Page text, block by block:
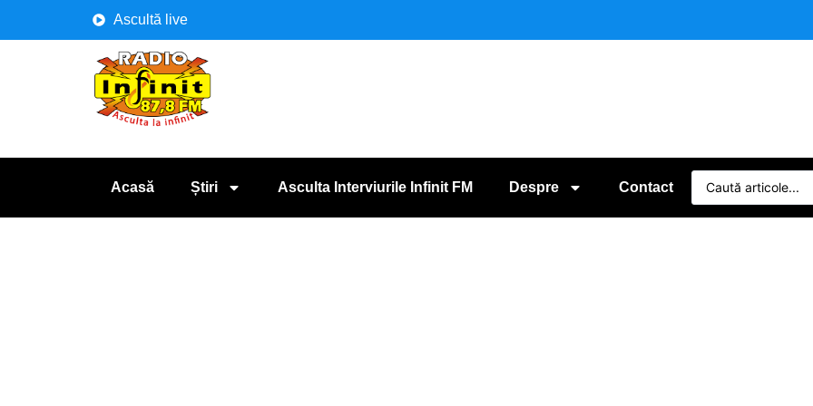
Ascultă live
Acasă Știri Asculta Interviurile Infinit FM Despre Contact